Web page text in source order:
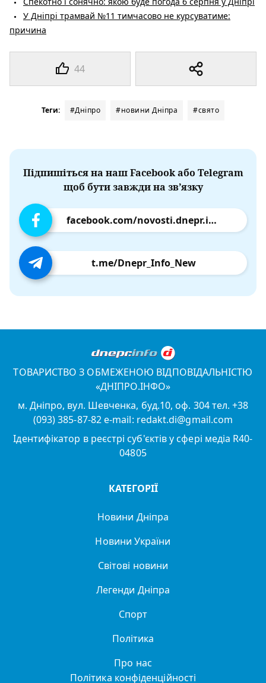
44
У Дніпрі трамвай №11 тимчасово не курсуватиме:
причина
Теги: #Дніпро #новини Дніпра #свято
Підпишіться на наш Facebook або Telegram
щоб бути завжди на зв’язку
facebook.com/novosti.dnepr.info
t.me/Dnepr_Info_New
ТОВАРИСТВО З ОБМЕЖЕНОЮ ВІДПОВІДАЛЬНІСТЮ
«ДНІПРО.ІНФО»
м. Дніпро, вул. Шевченка, буд.10, оф. 304 тел. +38
(093) 385-87-82 e-mail: redakt.di@gmail.com
Ідентифікатор в реєстрі суб'єктів у сфері медіа R40-
04805
КАТЕГОРІЇ
Новини Дніпра
Новини України
Світові новини
Легенди Дніпра
Спорт
Політика
Про нас
Політика конфіденційності